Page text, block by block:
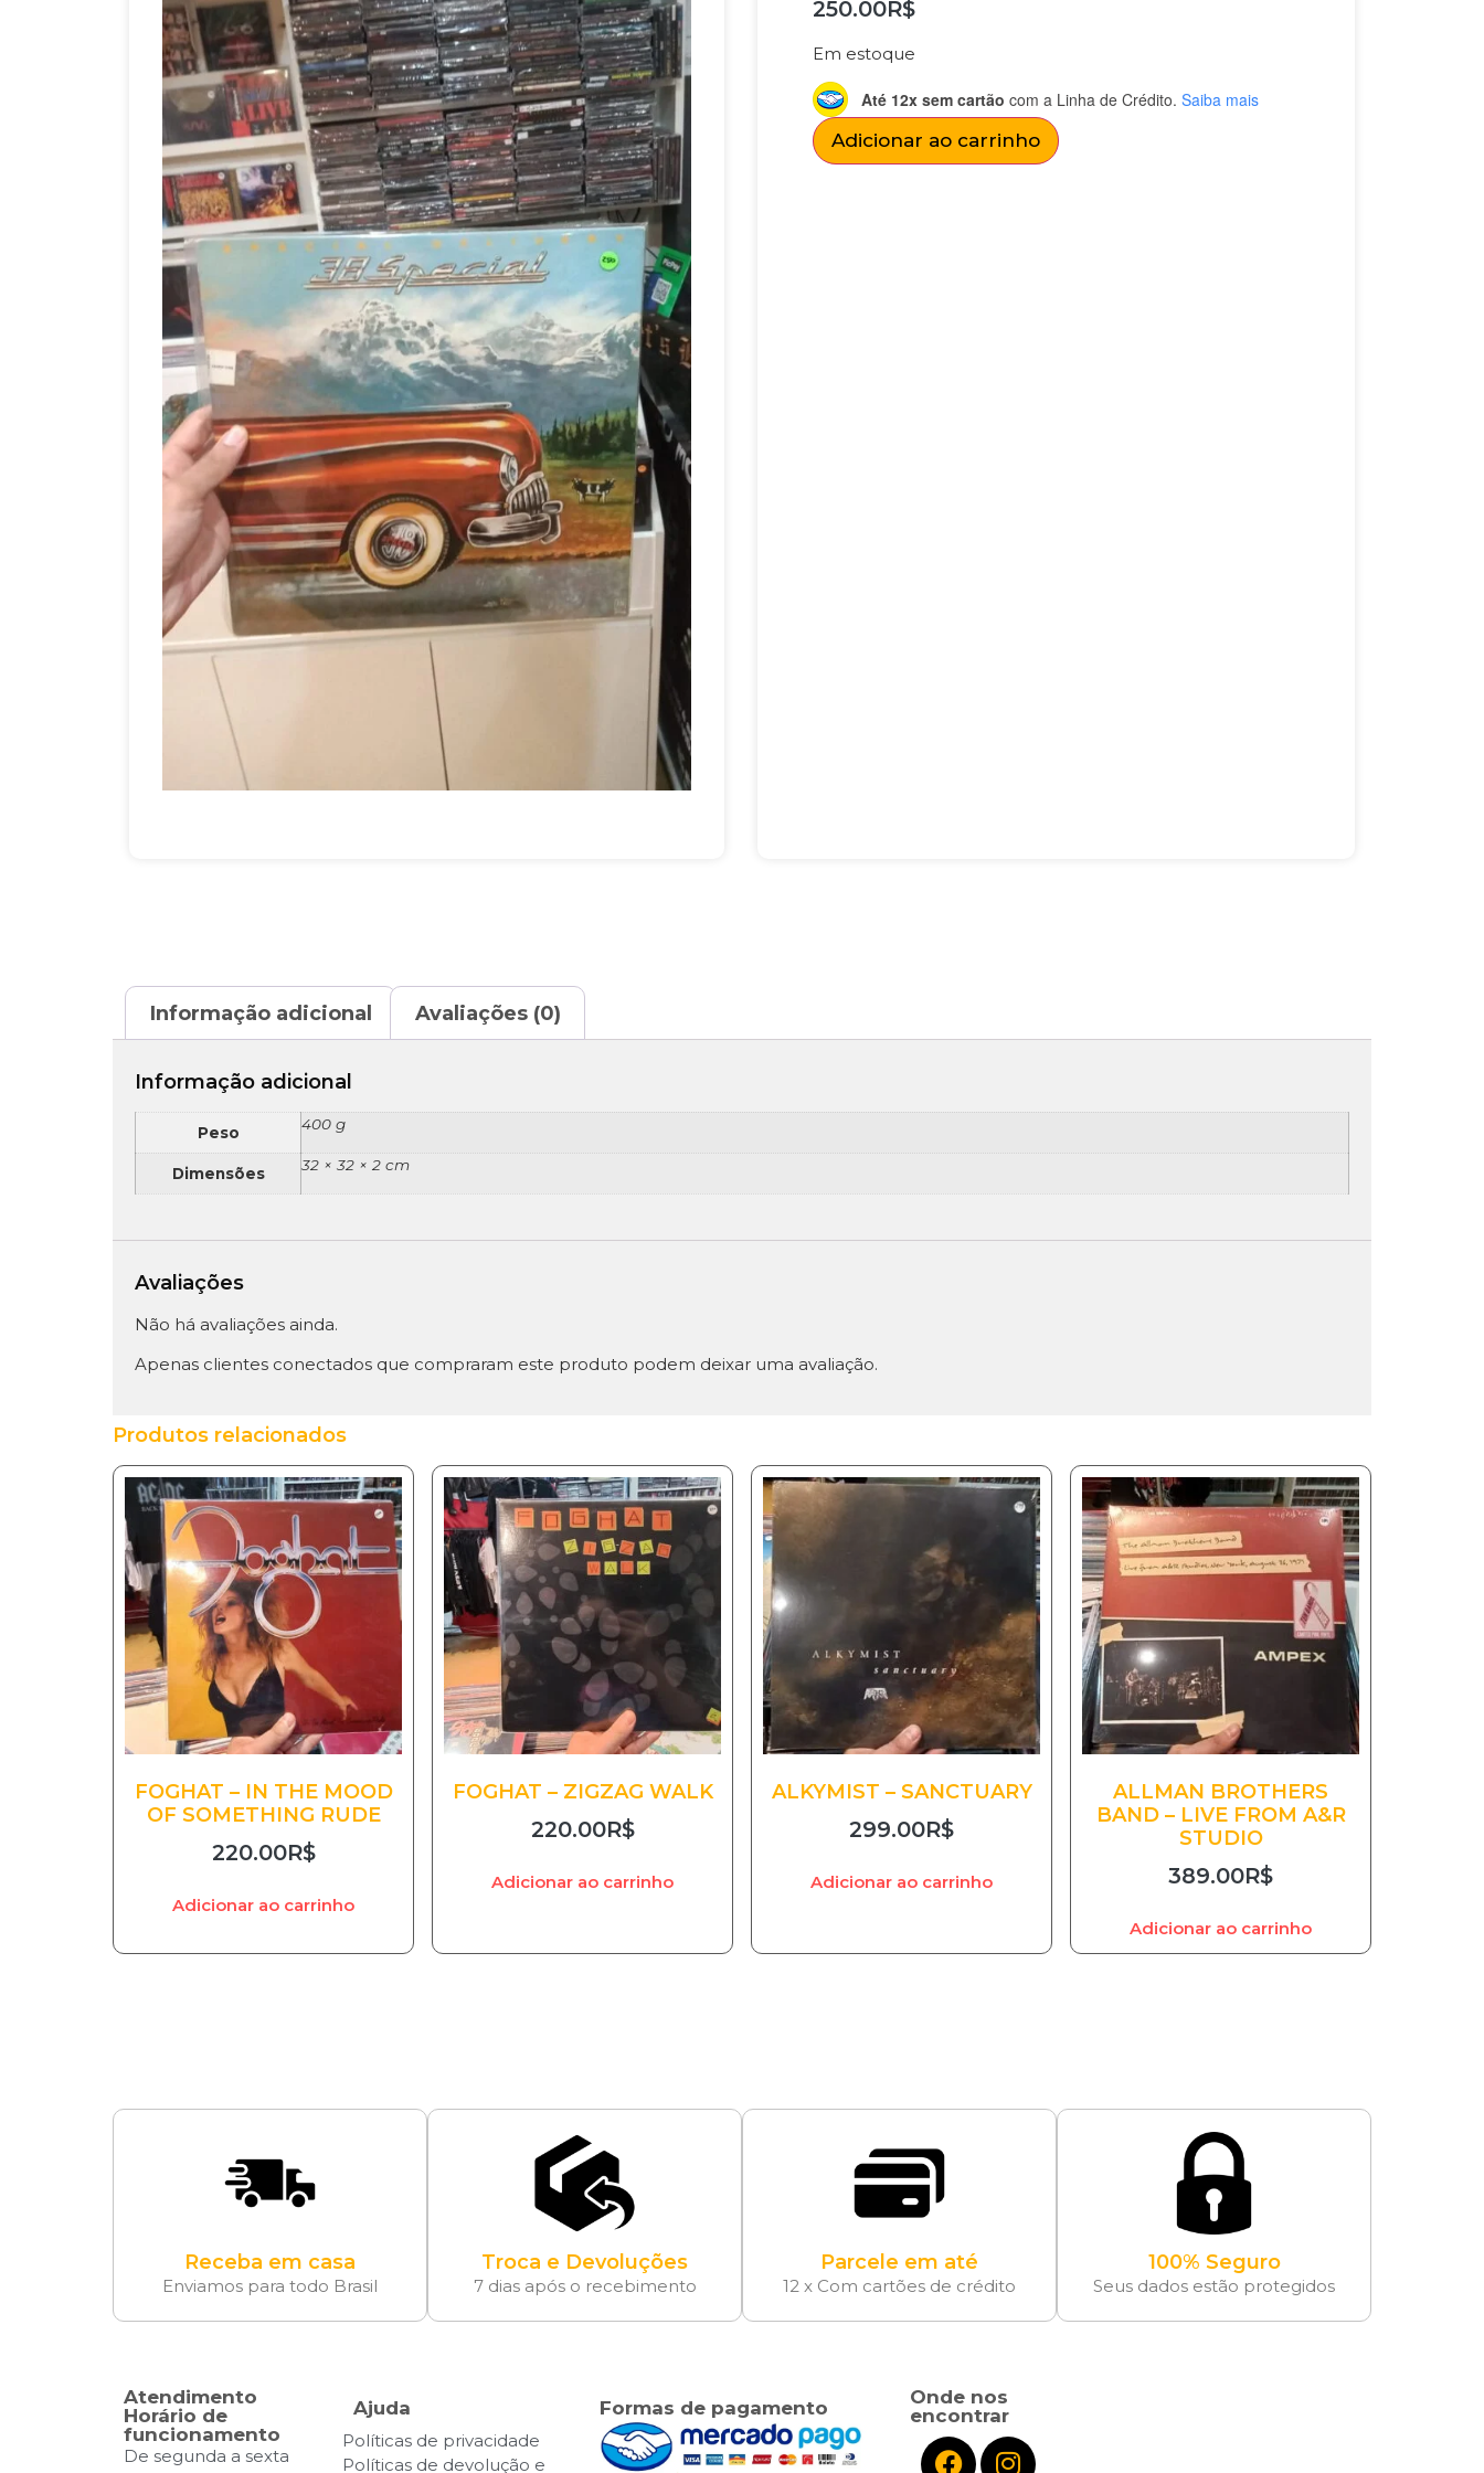
250.00R$
Em estoque
Até 12x sem cartão com a Linha de Crédito. Saiba mais
Adicionar ao carrinho
Informação adicional Avaliações (0)
Informação adicional
Peso 400 g
Dimensões 32 × 32 × 2 cm
Avaliações
Não há avaliações ainda.
Apenas clientes conectados que compraram este produto podem deixar uma avaliação.
Produtos relacionados
FOGHAT – IN THE MOOD
OF SOMETHING RUDE
220.00R$
Adicionar ao carrinho
FOGHAT – ZIGZAG WALK
220.00R$
Adicionar ao carrinho
ALKYMIST – SANCTUARY
299.00R$
Adicionar ao carrinho
ALLMAN BROTHERS
BAND – LIVE FROM A&R
STUDIO
389.00R$
Adicionar ao carrinho
Receba em casa
Enviamos para todo Brasil
Troca e Devoluções
7 dias após o recebimento
Parcele em até
12 x Com cartões de crédito
100% Seguro
Seus dados estão protegidos
Atendimento
Horário de
funcionamento
De segunda a sexta
Ajuda
Políticas de privacidade
Políticas de devolução e
Formas de pagamento
Onde nos
encontrar